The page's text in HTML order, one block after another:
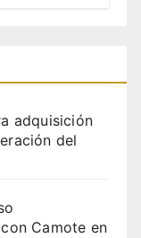
adquisición
del
Camote en